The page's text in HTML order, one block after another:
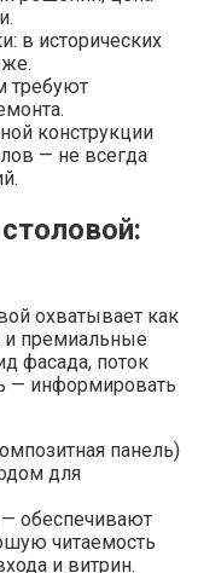
в исторических
требуют
конструкции
— не всегда
охватывает как
премиальные
фасада, поток
— информировать
панель)
для
обеспечивают
читаемость
и витрин.